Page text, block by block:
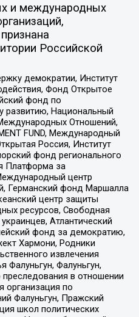
и международных
Российской
демократии, Институт
Фонд Открытое
фонд по
развитию, Национальный
Отношений,
FUND, Международный
Россия, Институт
фонд регионального
Платформа за
центр
Германский фонд Маршалла
центр защиты
ресурсов, Свободная
Атлантический
фонд за демократию,
Хармони, Родники
извлечения
Фалуньгун, Фалуньгун,
в отношении
организация по
Фалуньгун, Пражский
школ политических